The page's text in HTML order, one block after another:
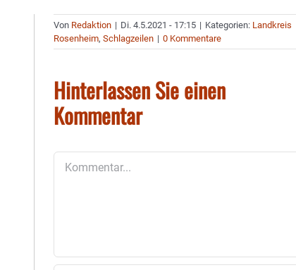
Von Redaktion | Di. 4.5.2021 - 17:15 | Kategorien: Landkreis
Rosenheim,Schlagzeilen | 0 Kommentare
Hinterlassen Sie einen
Kommentar